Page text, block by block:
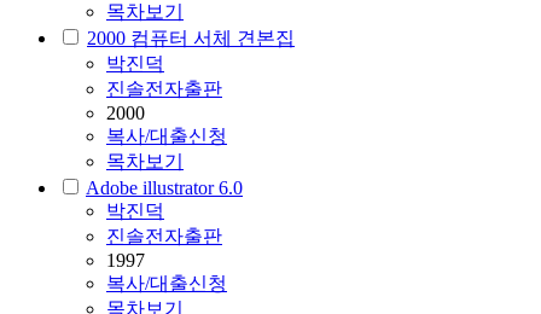
목차보기
2000 컴퓨터 서체 견본집
박진덕
진솔전자출판
2000
복사/대출신청
목차보기
Adobe illustrator 6.0
박진덕
진솔전자출판
1997
복사/대출신청
목차보기